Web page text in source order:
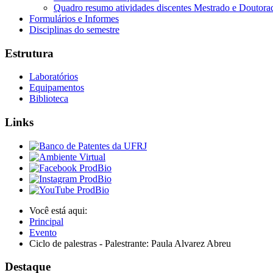
Quadro resumo atividades discentes Mestrado e
Formulários e Informes
Disciplinas do semestre
Estrutura
Laboratórios
Equipamentos
Biblioteca
Links
Você está aqui:
Principal
Evento
Ciclo de palestras - Palestrante: Paula Alvarez Abreu
Destaque